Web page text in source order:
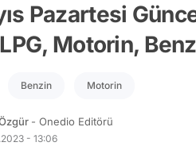
Pazartesi
Motorin,
Benzin Motorin
- Onedio Editörü
- 13:06